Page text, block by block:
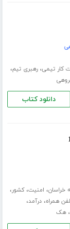
کار تیمی،رهبری تیم،
دانلود کتاب
خراسان، امنیت،کشور،
همراه،درآمد،
،هک